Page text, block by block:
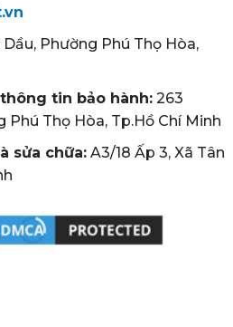
Phường Phú Thọ Hòa,
tin bảo hành: 263
Thọ Hòa, Tp.Hồ Chí Minh
sửa chữa: A3/18 Ấp 3, Xã Tân